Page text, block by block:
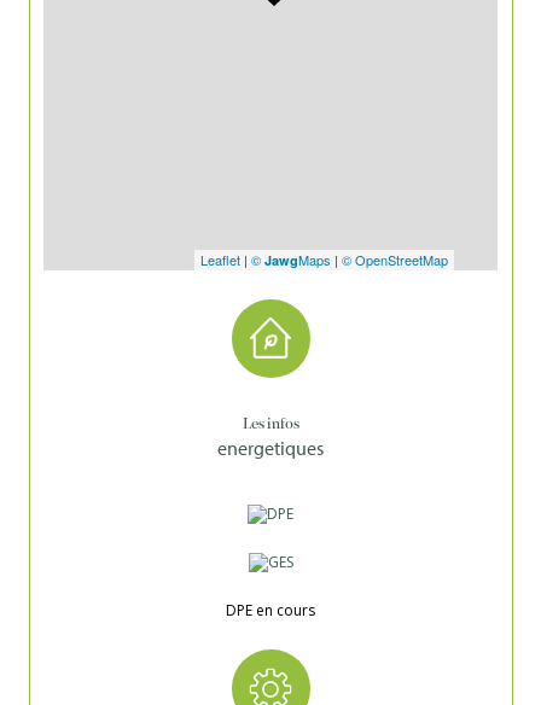
Les infos
energetiques
DPE en cours
Leaflet | © JawgMaps | © OpenStreetMap